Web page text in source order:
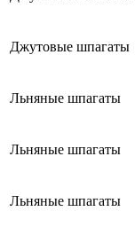
Джутовые шпагаты
Льняные шпагаты
Льняные шпагаты
Льняные шпагаты